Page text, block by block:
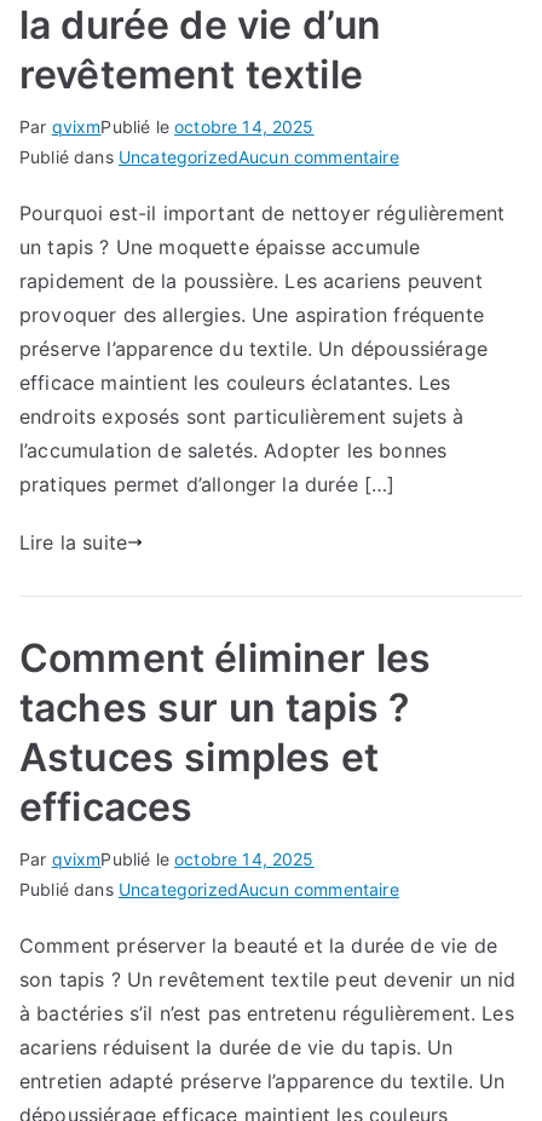
la durée de vie d’un
revêtement textile
Par qvixmPublié leoctobre 14, 2025
Publié dans UncategorizedAucun commentairesur
régulier
d’un
tapis
:
Comment
prolonger
la
durée
de
Pourquoi est-il important de nettoyer régulièrement
un tapis ? Une moquette épaisse accumule
rapidement de la poussière. Les acariens peuvent
provoquer des allergies. Une aspiration fréquente
préserve l’apparence du textile. Un dépoussiérage
efficace maintient les couleurs éclatantes. Les
endroits exposés sont particulièrement sujets à
l’accumulation de saletés. Adopter les bonnes
pratiques permet d’allonger la durée […]
Lire la suite
Comment éliminer les
taches sur un tapis ?
Astuces simples et
efficaces
Par qvixmPublié leoctobre 14, 2025
Publié dans UncategorizedAucun commentairesur
éliminer
les
taches
sur
Comment préserver la beauté et la durée de vie de
son tapis ? Un revêtement textile peut devenir un nid
à bactéries s’il n’est pas entretenu régulièrement. Les
acariens réduisent la durée de vie du tapis. Un
entretien adapté préserve l’apparence du textile. Un
dépoussiérage efficace maintient les couleurs